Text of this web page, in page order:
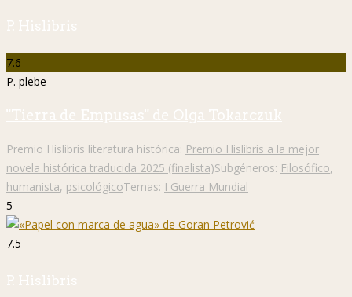
P. Hislibris
7.6
P. plebe
"Tierra de Empusas" de Olga Tokarczuk
Premio Hislibris literatura histórica: Premio Hislibris a la mejor
novela histórica traducida 2025 (finalista)Subgéneros: Filosófico,
humanista, psicológicoTemas: I Guerra Mundial
5
7.5
P. Hislibris